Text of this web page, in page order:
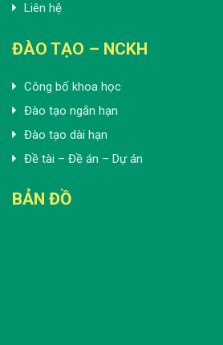
Liên hệ
ĐÀO TẠO – NCKH
Công bố khoa học
Đào tạo ngắn hạn
Đào tạo dài hạn
Đề tài – Đề án – Dự án
BẢN ĐỒ